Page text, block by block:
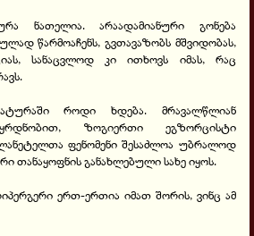
ნათელია. არაადამიანური გონება
წარმოაჩენს, გვთავაზობს მშვიდობას,
სანაცვლოდ კი ითხოვს იმას, რაც
როდი ხდება. მრავალწლიან
ზოგიერთი ეგზორცისტი
ფენომენი შესაძლოა უბრალოდ
თანაყოფნის განახლებული სახე იყოს.
ერთ-ერთია იმათ შორის, ვინც ამ